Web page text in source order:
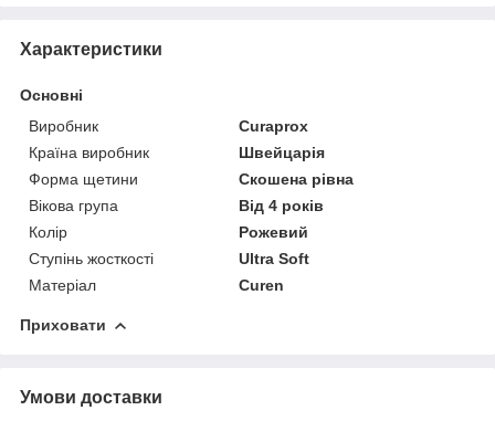
Характеристики
Основні
Виробник
Curaprox
Країна виробник
Швейцарія
Форма щетини
Скошена рівна
Вікова група
Від 4 років
Колір
Рожевий
Ступінь жосткості
Ultra Soft
Матеріал
Curen
Приховати
Умови доставки